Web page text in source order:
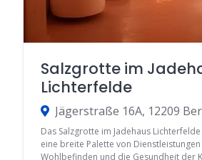
Salzgrotte im
Lichterfelde
Jägerstraße 16A, 12209
Das Salzgrotte im Jadehaus
eine breite Palette von
Wohlbefinden und die Gesundheit der